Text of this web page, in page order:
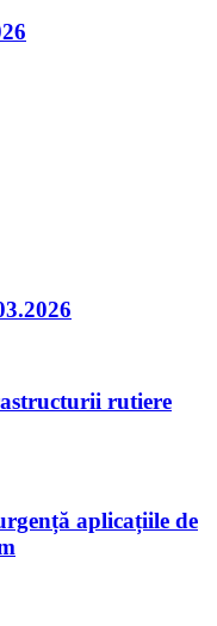
rutiere
aplicațiile de